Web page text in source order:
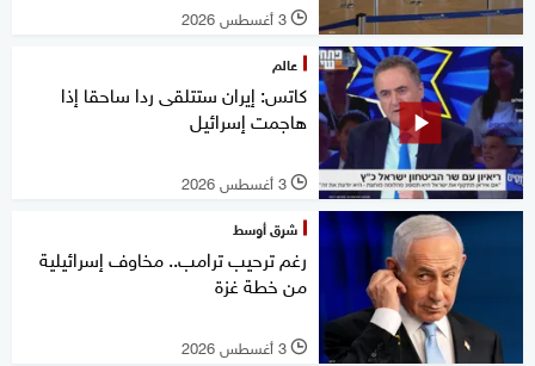
l 3 أغسطس 2026
عالم
كاتس: إيران ستتلقى ردا ساحقا إذا
هاجمت إسرائيل
l 3 أغسطس 2026
شرق أوسط
رغم ترحيب ترامب.. مخاوف إسرائيلية
من خطة غزة
l 3 أغسطس 2026